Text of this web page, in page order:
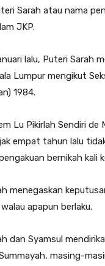
Sarah atau nama
JKP.
lalu, Puteri Sarah
Lumpur mengikut
1984.
Lu Pikirlah Sendiri
empat tahun lalu
bernikah kali
menegaskan
apapun berlaku.
dan Syamsul
masing-